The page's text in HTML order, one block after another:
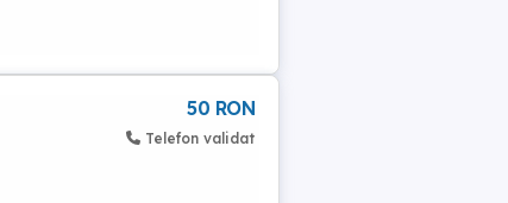
50 RON
Telefon validat